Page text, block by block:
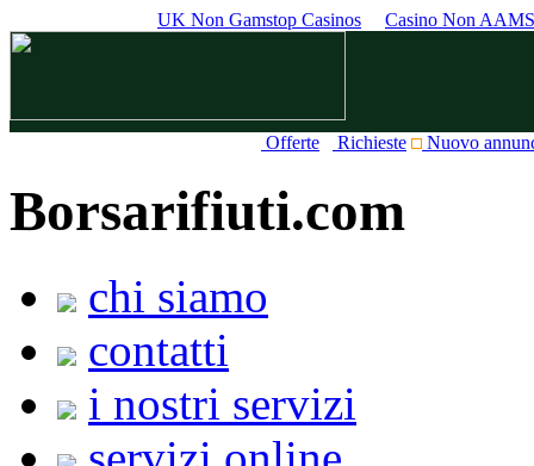
UK Non Gamstop Casinos Casino Non AAMS
Offerte Richieste Nuovo
Borsarifiuti.com
chi siamo
contatti
i nostri servizi